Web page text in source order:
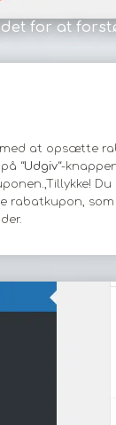
at opsætte
“Udgiv“-
Du
rabatkupon, som
for at